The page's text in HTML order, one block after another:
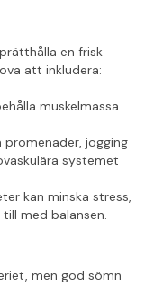
en frisk
att inkludera:
muskelmassa
promenader, jogging
systemet
kan minska stress,
med balansen.
men god sömn